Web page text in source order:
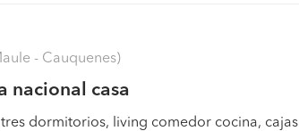
- Cauquenes)
nacional casa
dormitorios, living comedor cocina, cajas